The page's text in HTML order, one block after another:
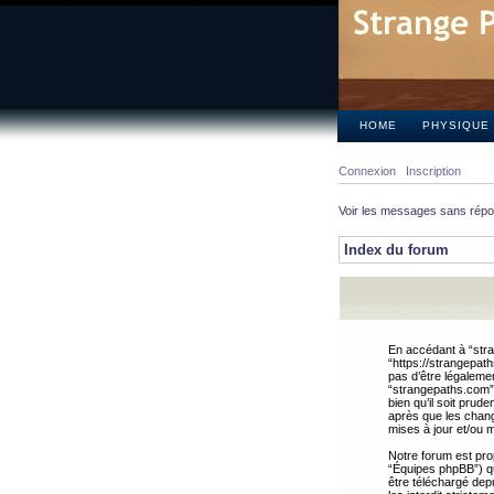
HOME PHYSIQUE
Connexion Inscription
Voir les messages sans
Index du forum
En accédant à
“https://
pas d’être
bien qu’il soit
après que les
mises à jour et/ou
Notre forum est
“Équipes phpBB”)
être téléchargé